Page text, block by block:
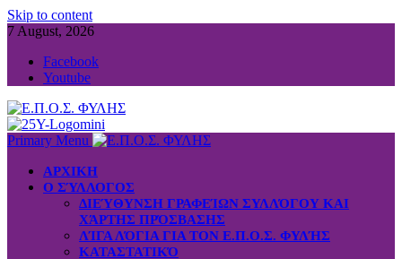
Skip to content
7 August, 2026
Facebook
Youtube
Primary Menu
ΑΡΧΙΚΗ
Ο ΣΎΛΛΟΓΟΣ
ΔΙΕΎΘΥΝΣΗ ΓΡΑΦΕΊΩΝ ΣΥΛΛΌΓΟΥ ΚΑΙ
ΧΆΡΤΗΣ ΠΡΌΣΒΑΣΗΣ
ΛΊΓΑ ΛΌΓΙΑ ΓΙΑ ΤΟΝ Ε.Π.Ο.Σ. ΦΥΛΉΣ
ΚΑΤΑΣΤΑΤΙΚΌ